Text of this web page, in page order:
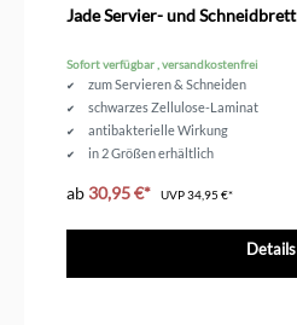
Jade Servier- und Schneidbrett
Sofort verfügbar , versandkostenfrei
zum Servieren & Schneiden
schwarzes Zellulose-Laminat
antibakterielle Wirkung
in 2 Größen erhältlich
ab 30,95 €* UVP34,95 €*
Details